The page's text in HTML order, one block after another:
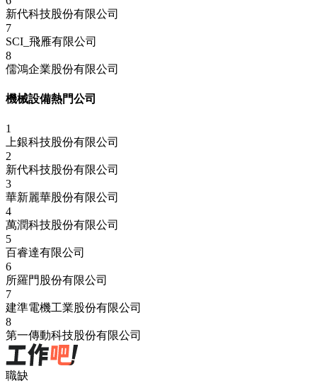
新代科技股份有限公司
7
SCI_飛雁有限公司
8
儒鴻企業股份有限公司
機械設備熱門公司
1
上銀科技股份有限公司
2
新代科技股份有限公司
3
華新麗華股份有限公司
4
萬潤科技股份有限公司
5
百睿達有限公司
6
所羅門股份有限公司
7
建準電機工業股份有限公司
8
第一傳動科技股份有限公司
職缺